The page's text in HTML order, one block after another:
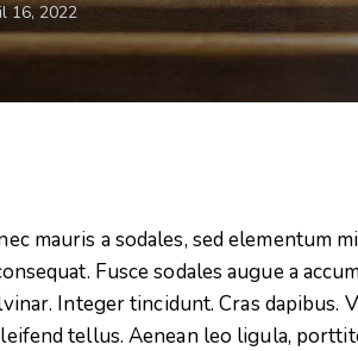
16, 2022
mauris a sodales, sed elementum
Fusce sodales augue a
Integer tincidunt. Cras dapibus.
tellus. Aenean leo ligula,